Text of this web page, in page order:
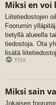
Miksi en
Liitetiedostojen
Foorumin
tietyllä alueella
tiedostoja. Ota
lisätä
Ylös
Miksi sain
Jokaisen